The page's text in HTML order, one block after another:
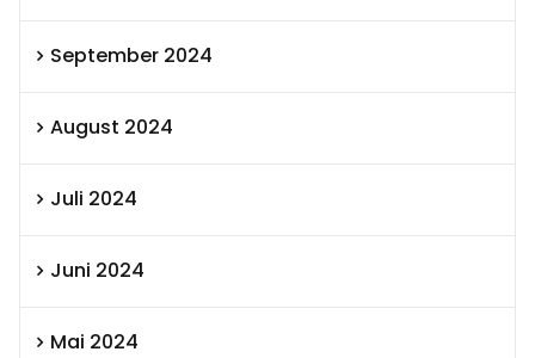
September 2024
August 2024
Juli 2024
Juni 2024
Mai 2024